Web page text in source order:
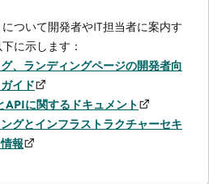
ついて開発者やIT担当者に案内す
に示します：
、ランディングページの開発者向
イド
に関するドキュメント
グとインフラストラクチャーセキ
報